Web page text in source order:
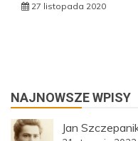
27 listopada 2020
NAJNOWSZE WPISY
Jan